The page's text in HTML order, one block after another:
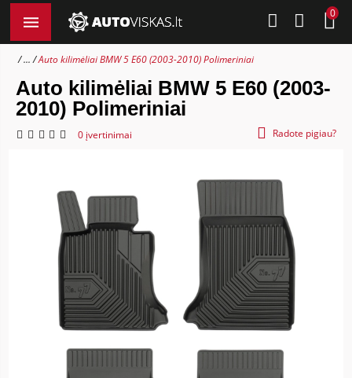
0
... Auto kilimėliai BMW 5 E60 (2003-2010) Polimeriniai
Auto kilimėliai BMW 5 E60 (2003-
2010) Polimeriniai
0 įvertinimai Radote pigiau?